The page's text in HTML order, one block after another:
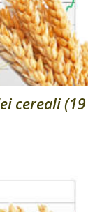
cereali (19